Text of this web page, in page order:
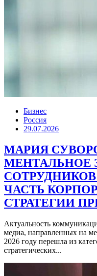
Бизнес
Россия
29.07.2026
МАРИЯ
МЕНТАЛЬНОЕ
ЧАСТЬ
СТРАТЕГИИ
Актуальность
медиа, направленных на
2026 году перешла из
стратегических...